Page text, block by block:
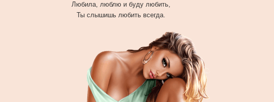
Любила, люблю и буду любить,
Ты слышишь любить всегда.